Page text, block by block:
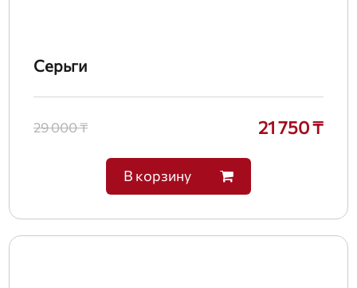
Серьги
29 000 ₸ 21 750 ₸
В корзину